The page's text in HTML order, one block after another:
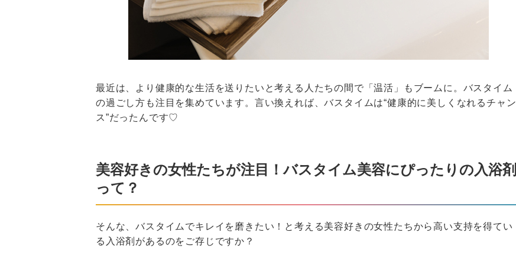
最近は、より健康的な生活を送りたいと考える人たちの間で「温活」もブームに。バスタイム
の過ごし方も注目を集めています。言い換えれば、バスタイムは“健康的に美しくなれるチャン
ス”だったんです♡
美容好きの女性たちが注目！バスタイム美容にぴったりの入浴剤
って？
そんな、バスタイムでキレイを磨きたい！と考える美容好きの女性たちから高い支持を得てい
る入浴剤があるのをご存じですか？